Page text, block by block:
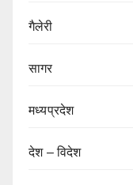
गैलेरी
सागर
मध्यप्रदेश
देश – विदेश